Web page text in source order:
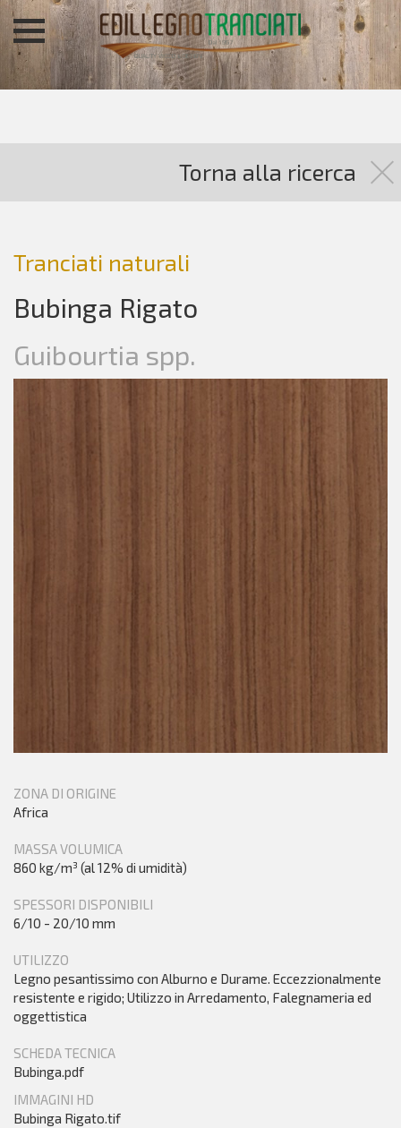
Torna alla ricerca
Tranciati naturali
Bubinga Rigato
Guibourtia spp.
ZONA DI ORIGINE
Africa
MASSA VOLUMICA
860 kg/m³ (al 12% di umidità)
SPESSORI DISPONIBILI
6/10 - 20/10 mm
UTILIZZO
Legno pesantissimo con Alburno e Durame. Eccezzionalmente
resistente e rigido; Utilizzo in Arredamento, Falegnameria ed
oggettistica
SCHEDA TECNICA
Bubinga.pdf
IMMAGINI HD
Bubinga Rigato.tif